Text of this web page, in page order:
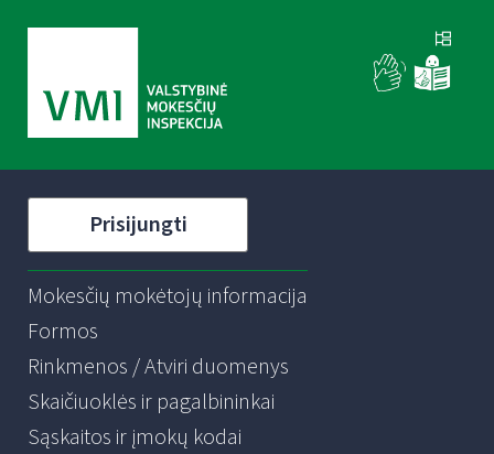
Prisijungti
Mokesčių mokėtojų informacija
Formos
Rinkmenos / Atviri duomenys
Skaičiuoklės ir pagalbininkai
Sąskaitos ir įmokų kodai